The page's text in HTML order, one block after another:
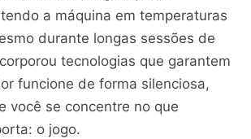
a máquina em temperaturas
durante longas sessões de
tecnologias que garantem
funcione de forma silenciosa,
você se concentre no que
o jogo.